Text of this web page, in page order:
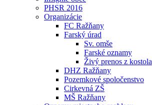
PHSR 2016
Organizácie
FC Ražňany
Farský úrad
Sv. omše
Farské oznamy
Živý prenos z kostola
DHZ Ražňany
Pozemkové spoločenstvo
Cirkevná ZŠ
MŠ Ražňany